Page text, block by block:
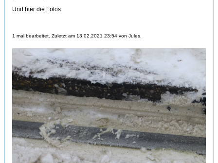
Und hier die Fotos:
1 mal bearbeitet. Zuletzt am 13.02.2021 23:54 von Jules.